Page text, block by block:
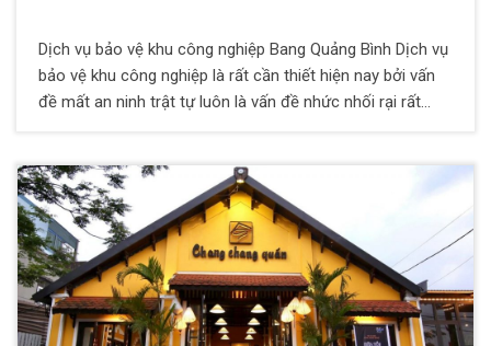
Dịch vụ bảo vệ khu công nghiệp Bang Quảng Bình Dịch vụ
bảo vệ khu công nghiệp là rất cần thiết hiện nay bởi vấn
đề mất an ninh trật tự luôn là vấn đề nhức nhối rại rất
cho khu công nghiệp trước những mỗi nguy hại từ bên
trong và bên ngoài rất cao. Vậy, nên chọn công ty bảo vệ
khu công nghiệp nào, uy tín và chất lượng?